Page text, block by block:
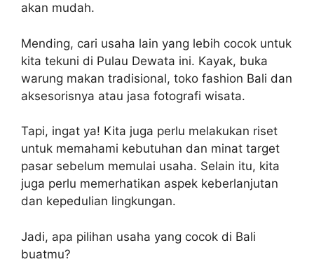
akan mudah.
Mending, cari usaha lain yang lebih cocok untuk
kita tekuni di Pulau Dewata ini. Kayak, buka
warung makan tradisional, toko fashion Bali dan
aksesorisnya atau jasa fotografi wisata.
Tapi, ingat ya! Kita juga perlu melakukan riset
untuk memahami kebutuhan dan minat target
pasar sebelum memulai usaha. Selain itu, kita
juga perlu memerhatikan aspek keberlanjutan
dan kepedulian lingkungan.
Jadi, apa pilihan usaha yang cocok di Bali
buatmu?